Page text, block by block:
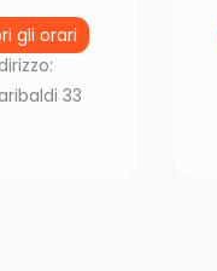
gli orari
33